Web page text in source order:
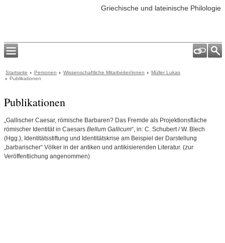
Griechische und lateinische Philologie
Startseite Personen Wissenschaftliche Mitarbeiter/innen
Müller Lukas
Publikationen
Publikationen
„Gallischer Caesar, römische Barbaren? Das Fremde als Projektionsfläche
römischer Identität in Caesars Bellum Gallicum“, in: C. Schubert / W. Blech
(Hgg.), Identitätsstiftung und Identitätskrise am Beispiel der Darstellung
„barbarischer“ Völker in der antiken und antikisierenden Literatur. (zur
Veröffentlichung angenommen)